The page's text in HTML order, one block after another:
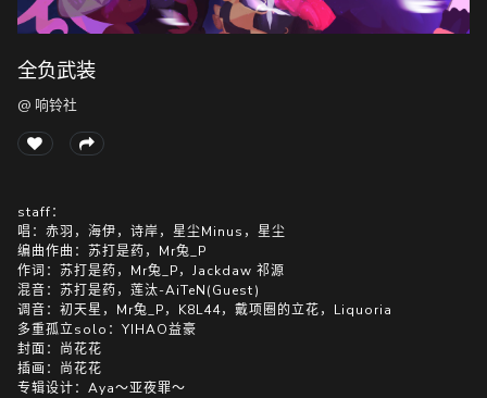
随
听
听
全负武装
@ 响铃社
staff：
唱：赤羽，海伊，诗岸，星尘Minus，星尘
编曲作曲：苏打是药，Mr兔_P
作词：苏打是药，Mr兔_P，Jackdaw 祁源
混音：苏打是药，莲汰-AiTeN(Guest)
调音：初天星，Mr兔_P，K8L44，戴项圈的立花，Liquoria
多重孤立solo：YIHAO益豪
封面：尚花花
插画：尚花花
专辑设计：Aya～亚夜罪～